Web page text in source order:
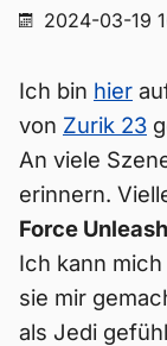
2024-03-19
Ich bin hier
von Zurik 23
An viele
erinnern.
Force
Ich kann
sie mir
als Jedi